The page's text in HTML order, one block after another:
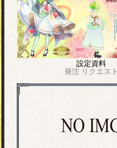
設定資料
発注 リクエスト